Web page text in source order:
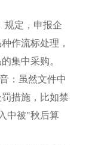
规定，申报企
作流标处理，
集中采购。
：虽然文件中
措施，比如禁
中被"秋后算